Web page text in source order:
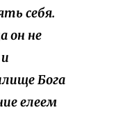
себя.
он не
Бога
елеем